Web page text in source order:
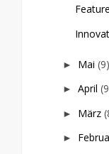
► Mai (9)
► April
► März
►